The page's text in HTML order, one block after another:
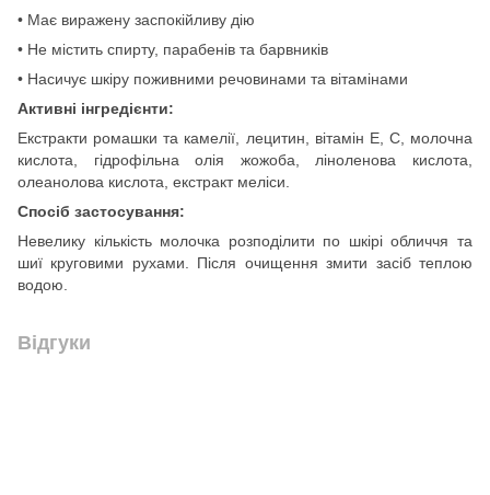
• Має виражену заспокійливу дію
• Не містить спирту, парабенів та барвників
• Насичує шкіру поживними речовинами та вітамінами
Активні інгредієнти:
Екстракти ромашки та камелії, лецитин, вітамін Е, С, молочна
кислота, гідрофільна олія жожоба, ліноленова кислота,
олеанолова кислота, екстракт меліси.
Спосіб застосування:
Невелику кількість молочка розподілити по шкірі обличчя та
шиї круговими рухами. Після очищення змити засіб теплою
водою.
Відгуки